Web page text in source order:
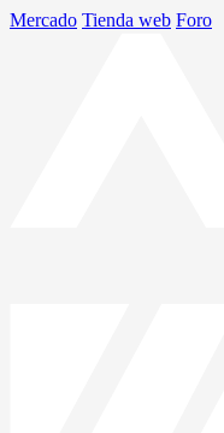
Mercado Tienda web Foro